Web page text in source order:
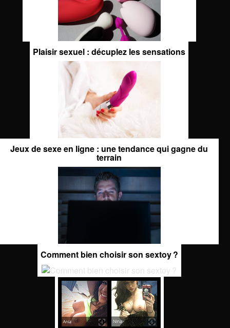
Plaisir sexuel : décuplez les sensations
Jeux de sexe en ligne : une tendance qui gagne du
terrain
Comment bien choisir son sextoy ?